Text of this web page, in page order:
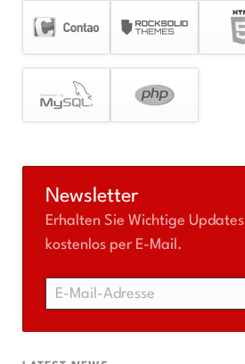
Newsletter
Erhalten Sie Wichtige Updates
kostenlos per E-Mail.
E-
Mail-